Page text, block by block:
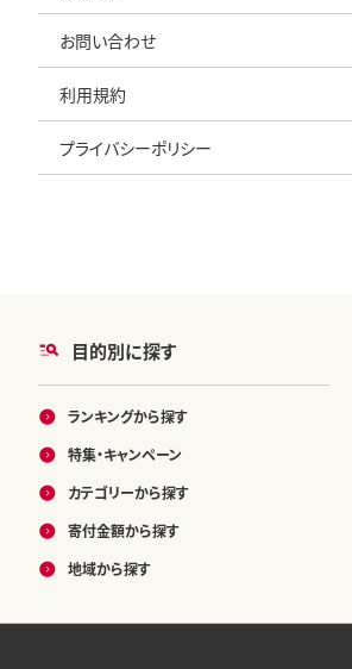
お問い合わせ
利用規約
プライバシーポリシー
目的別に探す
ランキングから探す
特集・キャンペーン
カテゴリーから探す
寄付金額から探す
地域から探す